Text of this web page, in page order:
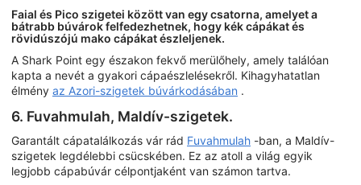
Faial és Pico szigetei között van egy csatorna, amelyet a
bátrabb búvárok felfedezhetnek, hogy kék cápákat és
rövidúszójú mako cápákat észleljenek.
A Shark Point egy északon fekvő merülőhely, amely találóan
kapta a nevét a gyakori cápaészlelésekről. Kihagyhatatlan
élmény az Azori-szigetek búvárkodásában .
6. Fuvahmulah, Maldív-szigetek.
Garantált cápatalálkozás vár rád Fuvahmulah -ban, a Maldív-
szigetek legdélebbi csücskében. Ez az atoll a világ egyik
legjobb cápabúvár célpontjaként van számon tartva.